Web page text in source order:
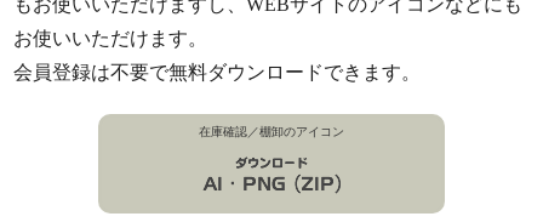
もお使いいただけますし、WEBサイトのアイコンなどにも
お使いいただけます。
会員登録は不要で無料ダウンロードできます。
在庫確認／棚卸のアイコン